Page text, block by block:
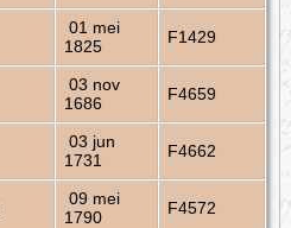
01 mei
1825
F1429
03 nov
1686
F4659
03 jun
1731
F4662
09 mei
1790
F4572